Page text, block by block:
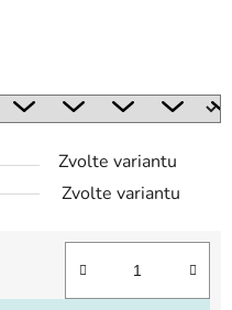
Zvolte variantu
Zvolte variantu